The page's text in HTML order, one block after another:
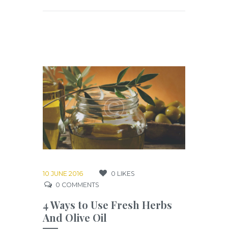
10 JUNE 2016 0 LIKES
0 COMMENTS
4 Ways to Use Fresh Herbs
And Olive Oil